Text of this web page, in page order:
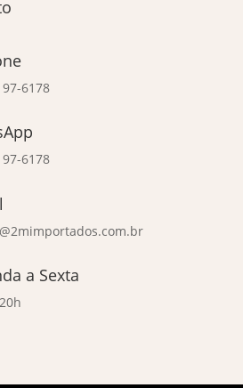
6178
6178
a Sexta